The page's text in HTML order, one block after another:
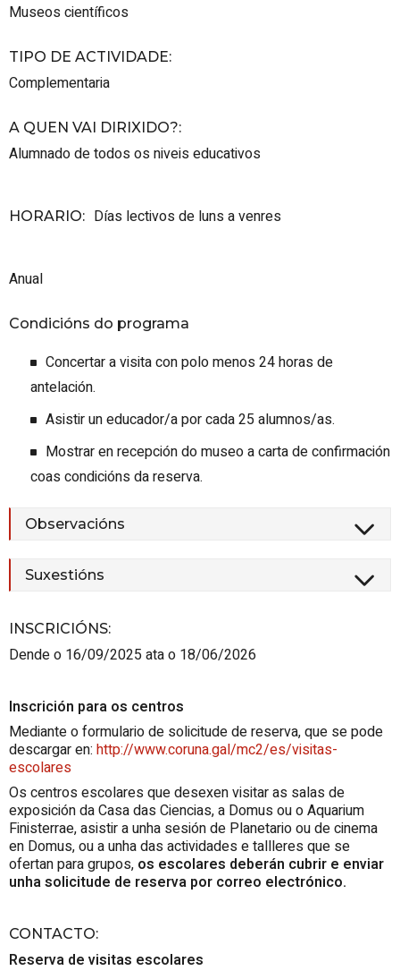
Museos científicos
TIPO DE ACTIVIDADE:
Complementaria
A QUEN VAI DIRIXIDO?:
Alumnado de todos os niveis educativos
HORARIO: Días lectivos de luns a venres
Anual
Condicións do programa
Concertar a visita con polo menos 24 horas de
antelación.
Asistir un educador/a por cada 25 alumnos/as.
Mostrar en recepción do museo a carta de confirmación
coas condicións da reserva.
Observacións
Suxestións
INSCRICIÓNS:
Dende o 16/09/2025 ata o 18/06/2026
Inscrición para os centros
Mediante o formulario de solicitude de reserva, que se pode
descargar en: http://www.coruna.gal/mc2/es/visitas-
escolares
Os centros escolares que desexen visitar as salas de
exposición da Casa das Ciencias, a Domus ou o Aquarium
Finisterrae, asistir a unha sesión de Planetario ou de cinema
en Domus, ou a unha das actividades e tallleres que se
ofertan para grupos, os escolares deberán cubrir e enviar
unha solicitude de reserva por correo electrónico.
CONTACTO:
Reserva de visitas escolares